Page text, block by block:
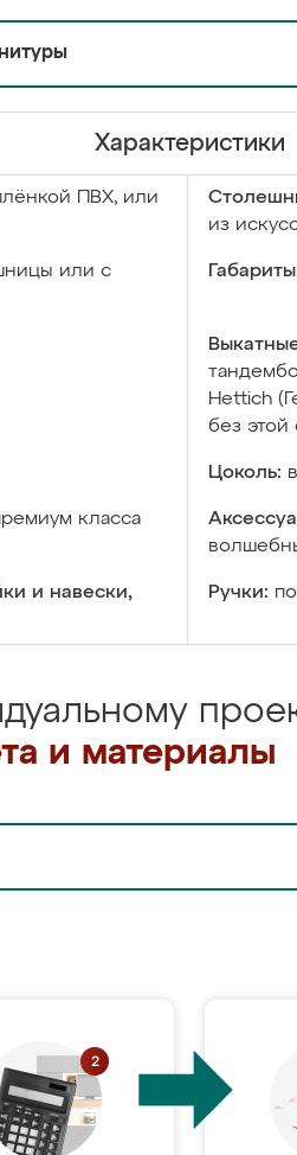
Характеристики
ПВХ, или
из
или с
Hettich
без этой
Цоколь:
класса
и навески,
Ручки:
и материалы